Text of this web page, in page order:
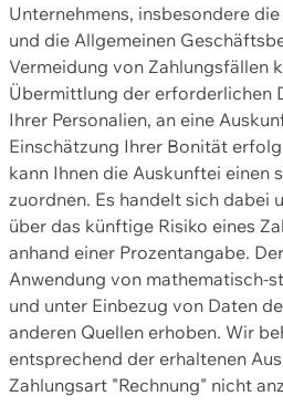
Unternehmens, insbesondere
und die Allgemeinen
Vermeidung von Zahlungsfällen
Übermittlung der erforderlichen
Ihrer Personalien, an eine
Einschätzung Ihrer Bonität
kann Ihnen die Auskunftei einen
zuordnen. Es handelt sich dabei
über das künftige Risiko eines
anhand einer Prozentangabe.
Anwendung von mathematisch-
und unter Einbezug von Daten
anderen Quellen erhoben. Wir
entsprechend der erhaltenen
Zahlungsart "Rechnung" nicht